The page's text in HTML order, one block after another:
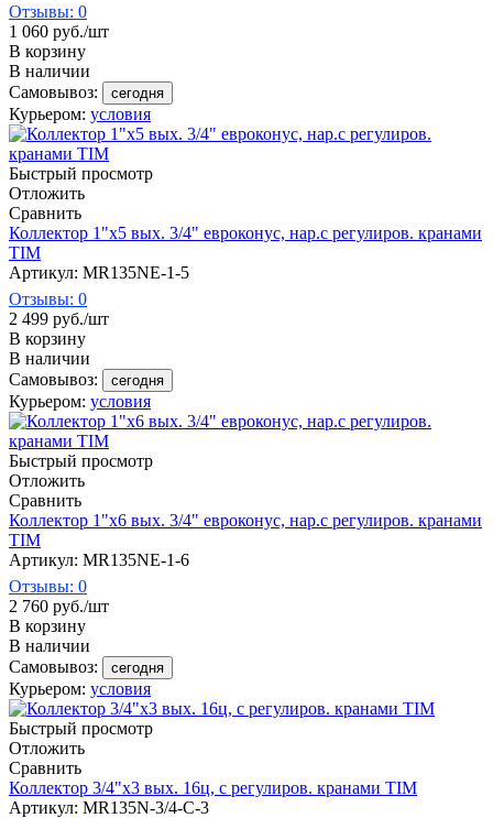
Отзывы: 0
1 060 руб./шт
В корзину
В наличии
Самовывоз:
сегодня
Курьером: условия
Быстрый просмотр
Отложить
Сравнить
Коллектор 1"х5 вых. 3/4" евроконус, нар.с регулиров. кранами
TIM
Артикул: MR135NE-1-5
Отзывы: 0
2 499 руб./шт
В корзину
В наличии
Самовывоз:
сегодня
Курьером: условия
Быстрый просмотр
Отложить
Сравнить
Коллектор 1"х6 вых. 3/4" евроконус, нар.с регулиров. кранами
TIM
Артикул: MR135NE-1-6
Отзывы: 0
2 760 руб./шт
В корзину
В наличии
Самовывоз:
сегодня
Курьером: условия
Быстрый просмотр
Отложить
Сравнить
Коллектор 3/4"х3 вых. 16ц, с регулиров. кранами TIM
Артикул: MR135N-3/4-C-3